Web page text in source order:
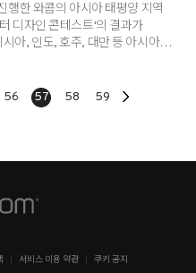
행한 와콤의 아시아 태평양 지역
디자인 콘테스트'의 결과가
아, 인도, 호주, 대만 등 아시아
를 통해 진행된 이번 콘테스트는
리에 마쳤는데요. 출품된 작품들
. 부상으로 인..
56 57 58 59
서비스 이용 약관 쿠키 공지